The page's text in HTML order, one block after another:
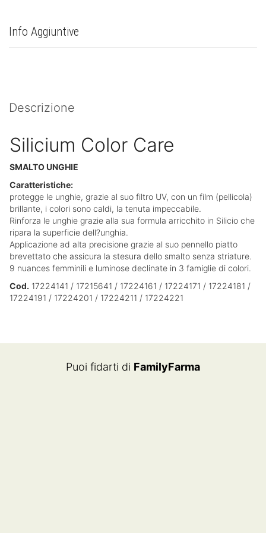
Info Aggiuntive
Descrizione
Silicium Color Care
SMALTO UNGHIE
Caratteristiche:
protegge le unghie, grazie al suo filtro UV, con un film (pellicola)
brillante, i colori sono caldi, la tenuta impeccabile.
Rinforza le unghie grazie alla sua formula arricchito in Silicio che
ripara la superficie dell?unghia.
Applicazione ad alta precisione grazie al suo pennello piatto
brevettato che assicura la stesura dello smalto senza striature.
9 nuances femminili e luminose declinate in 3 famiglie di colori.
Cod. 17224141 / 17215641 / 17224161 / 17224171 / 17224181 /
17224191 / 17224201 / 17224211 / 17224221
Puoi fidarti di FamilyFarma